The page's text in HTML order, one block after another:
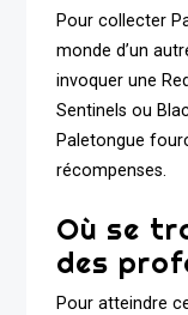
Pour collecter
monde d’un
invoquer une
Sentinels ou
Paletongue
récompenses.
Où se
des
Pour atteindre